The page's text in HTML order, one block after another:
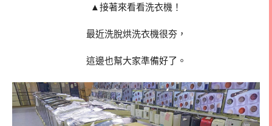
▲接著來看看洗衣機！
最近洗脫烘洗衣機很夯，
這邊也幫大家準備好了。